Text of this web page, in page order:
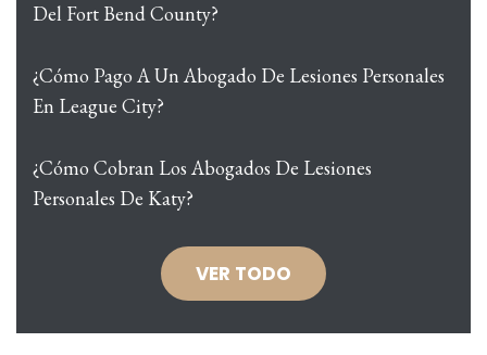
Del Fort Bend County?
¿Cómo Pago A Un Abogado De Lesiones Personales
En League City?
¿Cómo Cobran Los Abogados De Lesiones
Personales De Katy?
VER TODO